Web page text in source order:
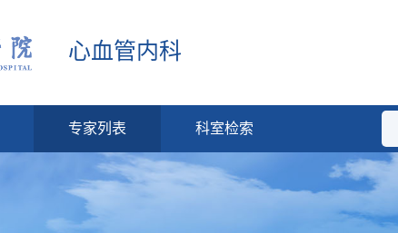
心血管内科
专家列表 科室检索